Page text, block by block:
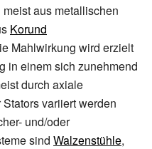
aus metallischen
Korund
Mahlwirkung wird erzielt
in einem sich zunehmend
durch axiale
variiert werden
und/oder
sind Walzenstühle,